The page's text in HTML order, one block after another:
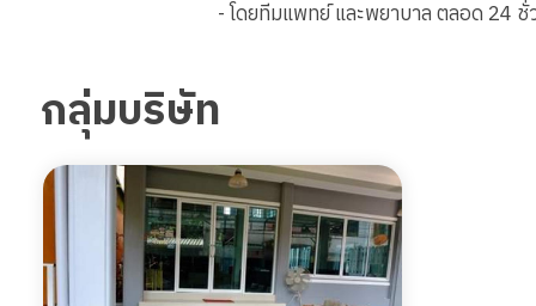
- โดยทีมแพทย์ และพยาบาล ตลอด 24 ชั่
กลุ่มบริษัท